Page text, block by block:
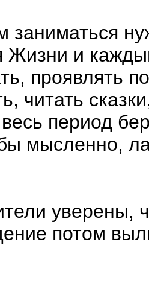
заниматься
Жизни и
проявлять
читать
период
мысленно,
уверены,
потом